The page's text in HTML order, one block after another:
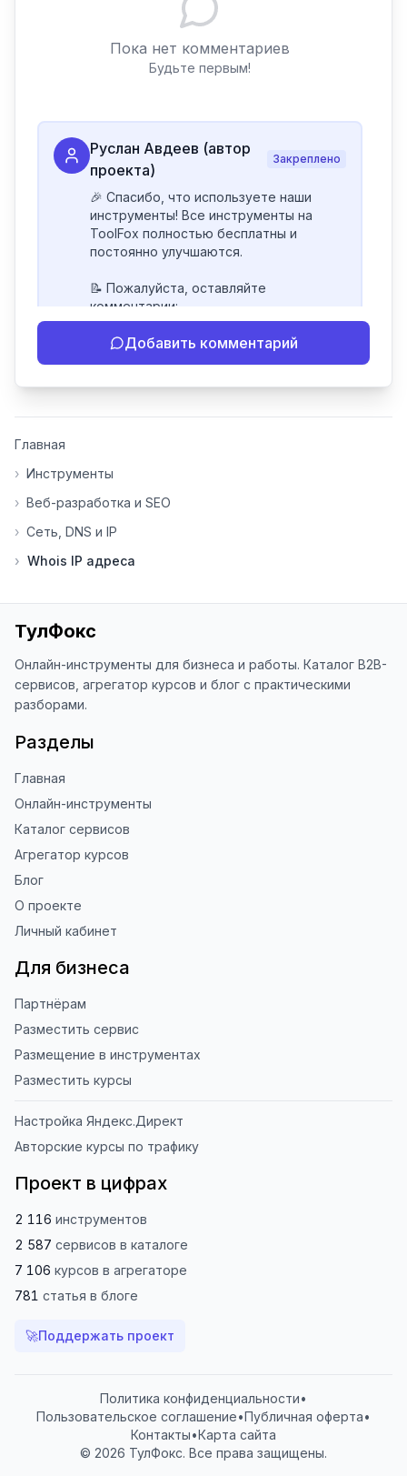
Пока нет комментариев
Будьте первым!
Руслан Авдеев (автор
проекта)
Закреплено
🎉 Спасибо, что используете наши
инструменты! Все инструменты на
ToolFox полностью бесплатны и
постоянно улучшаются.
📝 Пожалуйста, оставляйте
комментарии:
- Если инструмент работает
некорректно
инструменты нуждаются в доработке.
основе вашей обратной связи.
благодарен за отзыв о сайте в
наши инструменты!
Благодарю за доверие и
использование ToolFox! 🚀
Добавить комментарий
Главная
› Инструменты
› Веб-разработка и SEO
› Сеть, DNS и IP
› Whois IP адреса
ТулФокс
Онлайн-инструменты для бизнеса и работы. Каталог B2B-
сервисов, агрегатор курсов и блог с практическими
разборами.
Разделы
Главная
Онлайн-инструменты
Каталог сервисов
Агрегатор курсов
Блог
О проекте
Личный кабинет
Для бизнеса
Партнёрам
Разместить сервис
Размещение в инструментах
Разместить курсы
Настройка Яндекс.Директ
Авторские курсы по трафику
Проект в цифрах
2 116 инструментов
2 587 сервисов в каталоге
7 106 курсов в агрегаторе
781 статья в блоге
🚀Поддержать проект
Политика конфиденциальности•
Пользовательское соглашение•Публичная оферта•
Контакты•Карта сайта
© 2026 ТулФокс. Все права защищены.